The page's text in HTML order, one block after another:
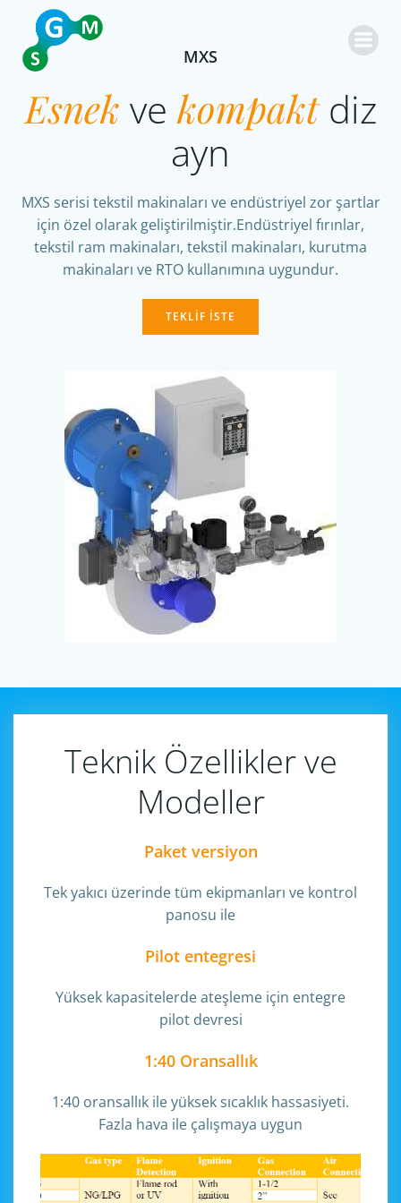
MXS
Esnek vekompaktdiz
ayn
MXS serisi tekstil makinaları ve endüstriyel zor şartlar
için özel olarak geliştirilmiştir.Endüstriyel fırınlar,
tekstil ram makinaları, tekstil makinaları, kurutma
makinaları ve RTO kullanımına uygundur.
TEKLİF İSTE
Teknik Özellikler ve
Modeller
Paket versiyon
Tek yakıcı üzerinde tüm ekipmanları ve kontrol
panosu ile
Pilot entegresi
Yüksek kapasitelerde ateşleme için entegre
pilot devresi
1:40 Oransallık
1:40 oransallık ile yüksek sıcaklık hassasiyeti.
Fazla hava ile çalışmaya uygun